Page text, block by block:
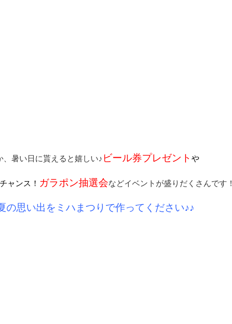
、暑い日に貰えると嬉しい♪ ビール券プレゼント や
ャンス！ ガラポン抽選会などイベントが盛りだくさんです！
の思い出をミハまつりで作ってください♪♪